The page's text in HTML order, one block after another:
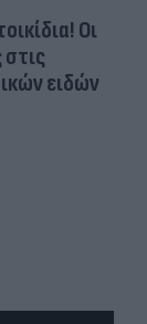
Οι
ειδών